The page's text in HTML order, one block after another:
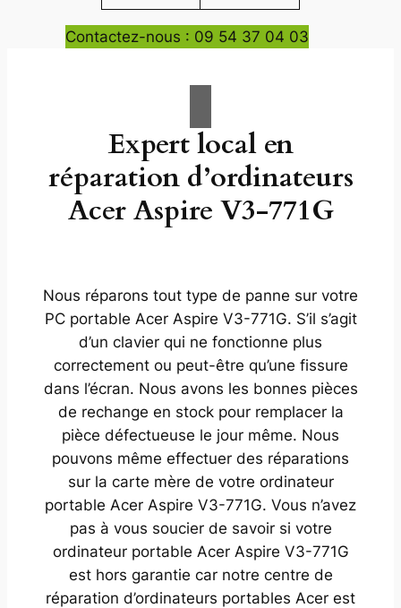
Contactez-nous : 09 54 37 04 03
Expert local en
réparation d’ordinateurs
Acer Aspire V3-771G
Nous réparons tout type de panne sur votre
PC portable Acer Aspire V3-771G. S’il s’agit
d’un clavier qui ne fonctionne plus
correctement ou peut-être qu’une fissure
dans l’écran. Nous avons les bonnes pièces
de rechange en stock pour remplacer la
pièce défectueuse le jour même. Nous
pouvons même effectuer des réparations
sur la carte mère de votre ordinateur
portable Acer Aspire V3-771G. Vous n’avez
pas à vous soucier de savoir si votre
ordinateur portable Acer Aspire V3-771G
est hors garantie car notre centre de
réparation d’ordinateurs portables Acer est